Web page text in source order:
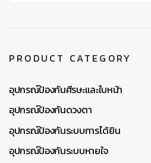
PRODUCT CATEGORY
อุปกรณ์ป้องกันศีรษะและใบหน้า
อุปกรณ์ป้องกันดวงตา
อุปกรณ์ป้องกันระบบการได้ยิน
อุปกรณ์ป้องกันระบบหายใจ